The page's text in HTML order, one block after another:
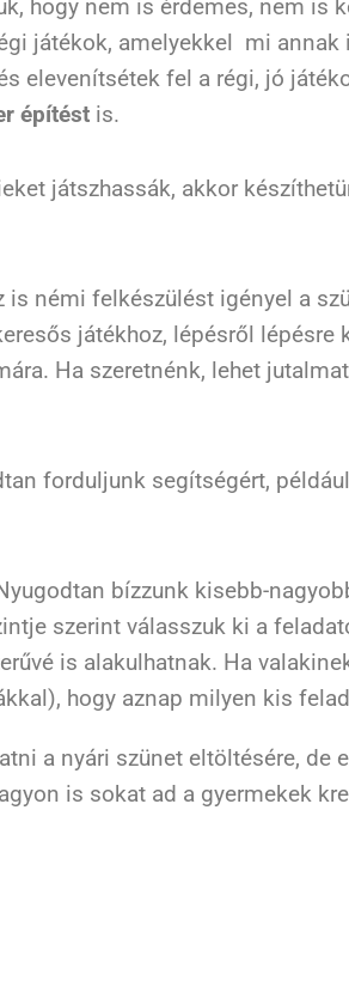
hogy nem is érdemes, nem is
játékok, amelyekkel mi
elevenítsétek fel a régi, jó
építést is.
játszhassák, akkor
is némi felkészülést igényel a
játékhoz, lépésről
Ha szeretnénk, lehet
forduljunk segítségért, például
bízzunk kisebb-
szerint válasszuk ki a
is alakulhatnak. Ha
hogy aznap milyen kis
a nyári szünet eltöltésére, de
is sokat ad a gyermekek